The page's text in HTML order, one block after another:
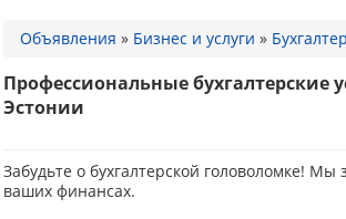
Объявления » Бизнес и услуги »
Профессиональные бухгалтерские
Эстонии
Забудьте о бухгалтерской головоломке! Мы
ваших финансах.